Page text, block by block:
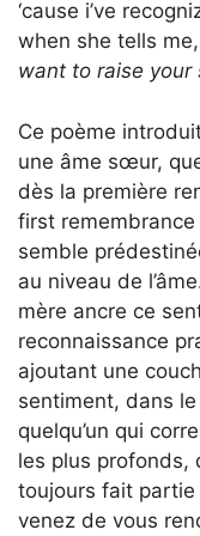
‘cause i’ve
when she tells me,
want to raise your
Ce poème
une âme sœur,
dès la première
first remembrance
semble
au niveau de
mère ancre ce
reconnaissance
ajoutant une
sentiment, dans le
quelqu’un qui
les plus profonds,
toujours fait
venez de vous